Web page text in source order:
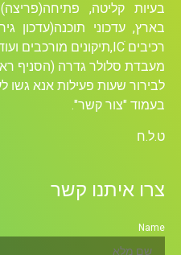
בעיות קליטה,
בארץ, עדכוני תוכנה(עדכון
רכיבים ICׁ,תיקונים מורכבים ועוד….
מעבדת סלולר גדרה (הסניף
לבירור שעות פעילות אנא גשו
בעמוד "צור קשר".
ט.ל.ח
צרו איתנו קשר
Name